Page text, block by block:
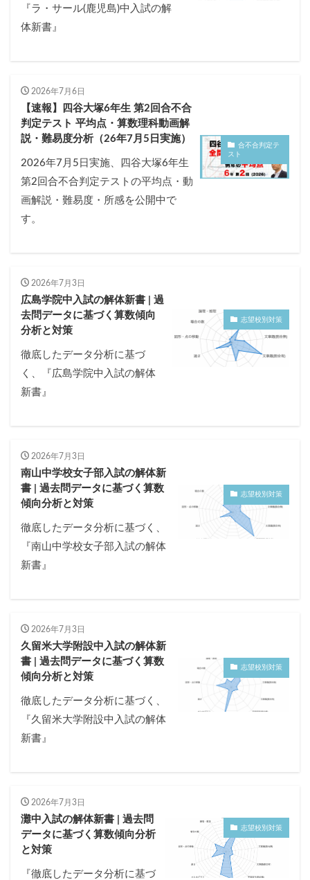
『ラ・サール(鹿児島)中入試の解
体新書』
合不合判定テ
スト
2026年7月6日
【速報】四谷大塚6年生 第2回合不合
判定テスト 平均点・算数理科動画解
説・難易度分析（26年7月5日実施）
2026年7月5日実施、四谷大塚6年生
第2回合不合判定テストの平均点・動
画解説・難易度・所感を公開中で
す。
志望校別対策
2026年7月3日
広島学院中入試の解体新書 | 過
去問データに基づく算数傾向
分析と対策
徹底したデータ分析に基づ
く、『広島学院中入試の解体
新書』
志望校別対策
2026年7月3日
南山中学校女子部入試の解体新
書 | 過去問データに基づく算数
傾向分析と対策
徹底したデータ分析に基づく、
『南山中学校女子部入試の解体
新書』
志望校別対策
2026年7月3日
久留米大学附設中入試の解体新
書 | 過去問データに基づく算数
傾向分析と対策
徹底したデータ分析に基づく、
『久留米大学附設中入試の解体
新書』
志望校別対策
2026年7月3日
灘中入試の解体新書 | 過去問
データに基づく算数傾向分析
と対策
『徹底したデータ分析に基づ